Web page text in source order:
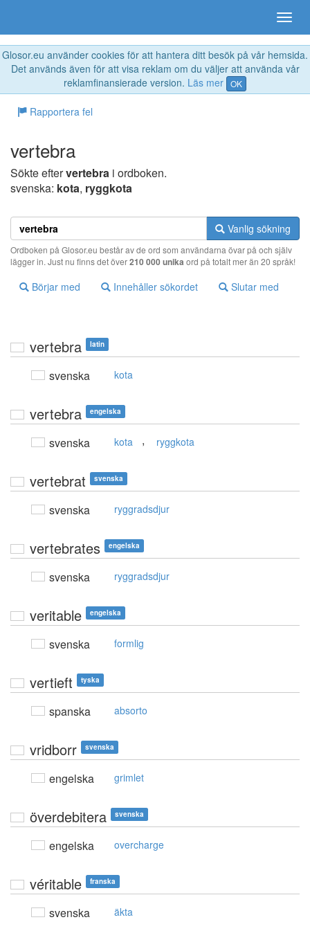
Glosor.eu använder cookies för att hantera ditt besök på vår hemsida.
Det används även för att visa reklam om du väljer att använda vår
reklamfinansierade version. Läs mer OK
Rapportera fel
vertebra
Sökte eftervertebra i ordboken.
svenska: kota, ryggkota
Vanlig sökning
Ordboken på Glosor.eu består av de ord som användarna övar på och själv
lägger in. Just nu finns det över210 000 unika ord på totalt mer än 20 språk!
Börjar med Innehåller sökordet Slutar med
vertebra latin
svenska kota
vertebra engelska
svenska kota , ryggkota
vertebrat svenska
svenska ryggradsdjur
vertebrates engelska
svenska ryggradsdjur
veritable engelska
svenska formlig
vertieft tyska
spanska absorto
vridborr svenska
engelska grimlet
överdebitera svenska
engelska overcharge
véritable franska
svenska äkta